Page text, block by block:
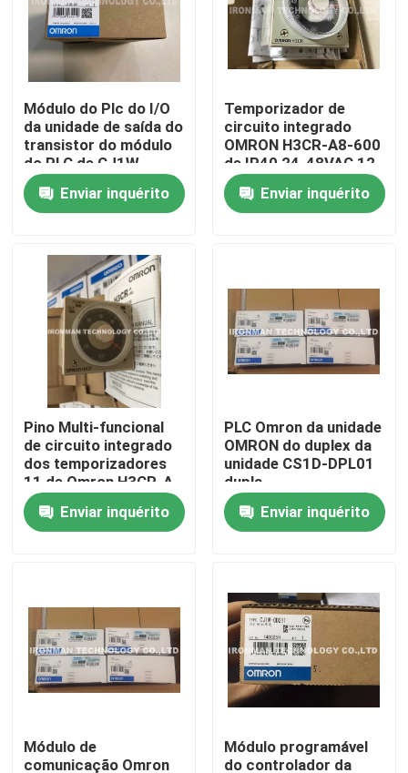
Produtos
Sobre nós
Excursão da fábrica
Controle da qualidade
Contacte-nos
Casos
Módulo do PLC de Honeywell
Módulo do Plc do I/O
da unidade de saída do
transistor do módulo
do PLC de CJ1W-
OD212 Omron
Enviar inquérito
Temporizador de
circuito integrado
OMRON H3CR-A8-600
de IP40 24-48VAC 12-
48VDC 8kV
Enviar inquérito
Pino Multi-funcional
de circuito integrado
dos temporizadores
11 de Omron H3CR-A
Enviar inquérito
PLC Omron da unidade
OMRON do duplex da
unidade CS1D-DPL01
dupla
Enviar inquérito
Módulo de
comunicação Omron
Módulo programável
do controlador da